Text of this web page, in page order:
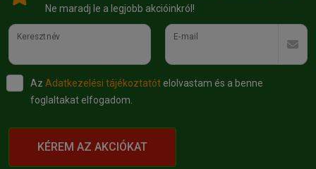
Ne maradj le a legjobb akcióinkról!
Keresztnév E-mail
Az Adatkezelési tájékoztatót elolvastam és a benne
foglaltakat elfogadom.
KÉREM AZ AKCIÓKAT